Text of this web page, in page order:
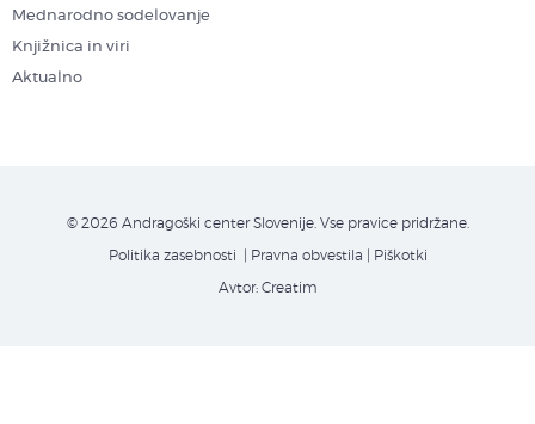
Mednarodno sodelovanje
Knjižnica in viri
Aktualno
© 2026 Andragoški center Slovenije. Vse pravice pridržane.
Politika zasebnosti | Pravna obvestila Piškotki
Avtor: Creatim